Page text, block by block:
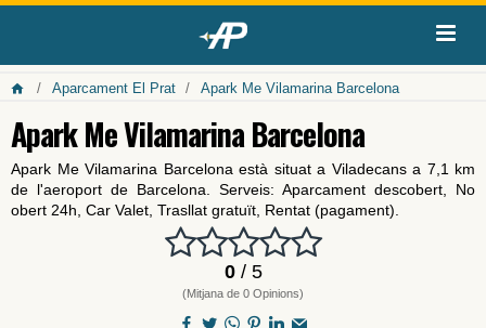
Aparcament El Prat Apark Me Vilamarina Barcelona
Apark Me Vilamarina Barcelona
Apark Me Vilamarina Barcelona està situat a Viladecans a 7,1 km
de l'aeroport de Barcelona. Serveis: Aparcament descobert, No
obert 24h, Car Valet, Trasllat gratuït, Rentat (pagament).
0/ 5
(Mitjana de 0 Opinions)